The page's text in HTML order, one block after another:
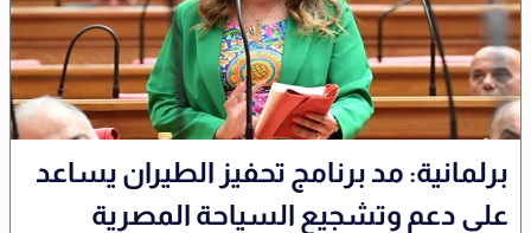
برلمانية: مد برنامج تحفيز الطيران يساعد
على دعم وتشجيع السياحة المصرية